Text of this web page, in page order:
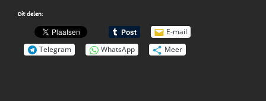
Dit delen:
E-mail
Telegram
WhatsApp Meer